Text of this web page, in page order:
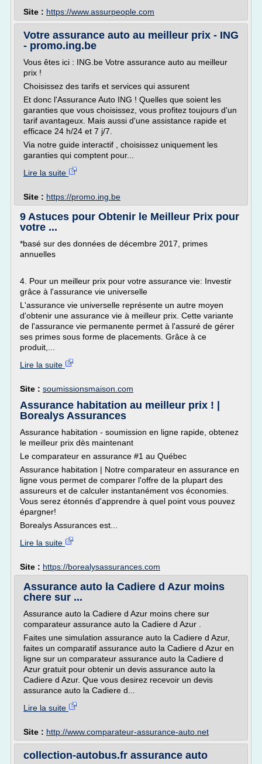
Site : https://www.assurpeople.com
Votre assurance auto au meilleur prix - ING
- promo.ing.be
Vous êtes ici : ING.be Votre assurance auto au meilleur
prix !
Choisissez des tarifs et services qui assurent
Et donc l'Assurance Auto ING ! Quelles que soient les
garanties que vous choisissez, vous profitez toujours d'un
tarif avantageux. Mais aussi d'une assistance rapide et
efficace 24 h/24 et 7 j/7.
Via notre guide interactif , choisissez uniquement les
garanties qui comptent pour...
Lire la suite
Site : https://promo.ing.be
9 Astuces pour Obtenir le Meilleur Prix pour
votre ...
*basé sur des données de décembre 2017, primes
annuelles
4. Pour un meilleur prix pour votre assurance vie: Investir
grâce à l'assurance vie universelle
L'assurance vie universelle représente un autre moyen
d'obtenir une assurance vie à meilleur prix. Cette variante
de l'assurance vie permanente permet à l'assuré de gérer
ses primes sous forme de placements. Grâce à ce
produit,...
Lire la suite
Site : soumissionsmaison.com
Assurance habitation au meilleur prix ! |
Borealys Assurances
Assurance habitation - soumission en ligne rapide, obtenez
le meilleur prix dès maintenant
Le comparateur en assurance #1 au Québec
Assurance habitation | Notre comparateur en assurance en
ligne vous permet de comparer l'offre de la plupart des
assureurs et de calculer instantanément vos économies.
Vous serez étonnés d'apprendre à quel point vous pouvez
épargner!
Borealys Assurances est...
Lire la suite
Site : https://borealysassurances.com
Assurance auto la Cadiere d Azur moins
chere sur ...
Assurance auto la Cadiere d Azur moins chere sur
comparateur assurance auto la Cadiere d Azur .
Faites une simulation assurance auto la Cadiere d Azur,
faites un comparatif assurance auto la Cadiere d Azur en
ligne sur un comparateur assurance auto la Cadiere d
Azur gratuit pour obtenir un devis assurance auto la
Cadiere d Azur. Que vous desirez recevoir un devis
assurance auto la Cadiere d...
Lire la suite
Site : http://www.comparateur-assurance-auto.net
collection-autobus.fr assurance auto